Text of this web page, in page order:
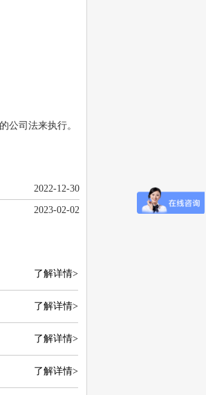
公司法来执行。
2022-12-30
2023-02-02
了解详情>
了解详情>
了解详情>
了解详情>